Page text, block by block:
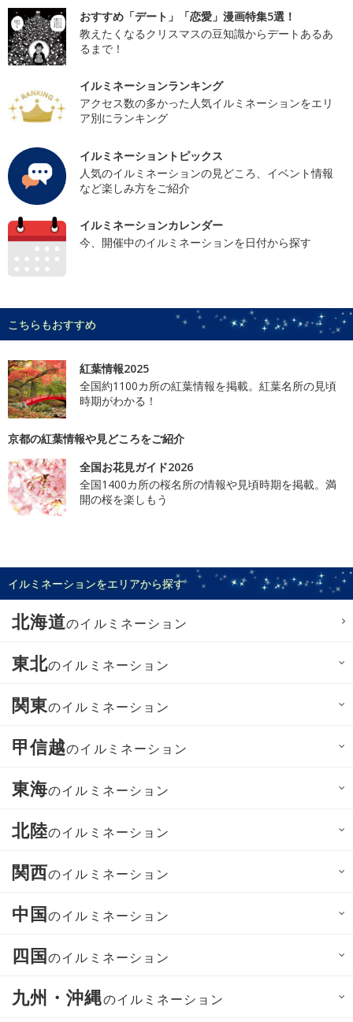
おすすめ「デート」「恋愛」漫画特集5選！
教えたくなるクリスマスの豆知識からデートあるあ
るまで！
イルミネーションランキング
アクセス数の多かった人気イルミネーションをエリ
ア別にランキング
イルミネーショントピックス
人気のイルミネーションの見どころ、イベント情報
など楽しみ方をご紹介
イルミネーションカレンダー
今、開催中のイルミネーションを日付から探す
こちらもおすすめ
紅葉情報2025
全国約1100カ所の紅葉情報を掲載。紅葉名所の見頃
時期がわかる！
京都の紅葉情報や見どころをご紹介
全国お花見ガイド2026
全国1400カ所の桜名所の情報や見頃時期を掲載。満
開の桜を楽しもう
イルミネーションをエリアから探す
北海道のイルミネーション
東北のイルミネーション
関東のイルミネーション
甲信越のイルミネーション
東海のイルミネーション
北陸のイルミネーション
関西のイルミネーション
中国のイルミネーション
四国のイルミネーション
九州・沖縄のイルミネーション